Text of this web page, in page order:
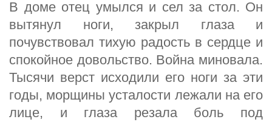
В доме отец умылся и сел за стол. Он
вытянул ноги, закрыл глаза и
почувствовал тихую радость в сердце и
спокойное довольство. Война миновала.
Тысячи верст исходили его ноги за эти
годы, морщины усталости лежали на его
лице, и глаза резала боль под